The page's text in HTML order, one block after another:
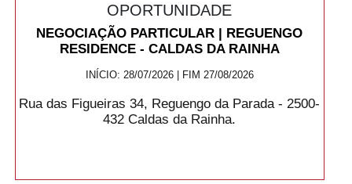
OPORTUNIDADE
NEGOCIAÇÃO PARTICULAR | REGUENGO
RESIDENCE - CALDAS DA RAINHA
INÍCIO: 28/07/2026 | FIM 27/08/2026
Rua das Figueiras 34, Reguengo da Parada - 2500-
432 Caldas da Rainha.